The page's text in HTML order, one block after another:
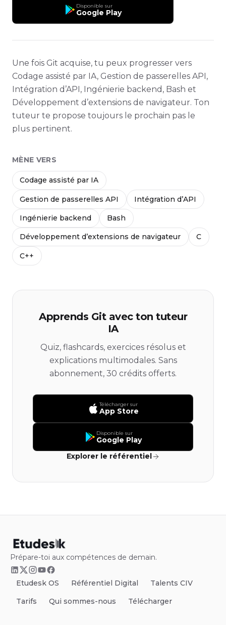
Disponible sur
Google Play
Une fois Git acquise, tu peux progresser vers
Codage assisté par IA, Gestion de passerelles API,
Intégration d’API, Ingénierie backend, Bash et
Développement d’extensions de navigateur. Ton
tuteur te propose toujours le prochain pas le
plus pertinent.
MÈNE VERS
Codage assisté par IA
Gestion de passerelles API Intégration d’API
Ingénierie backend Bash
Développement d’extensions de navigateur C
C++
Apprends Git avec ton tuteur
IA
Quiz, flashcards, exercices résolus et
explications multimodales. Sans
abonnement, 30 crédits offerts.
Télécharger sur
App Store
Disponible sur
Google Play
Explorer le référentiel
Prépare-toi aux compétences de demain.
Etudesk OS Référentiel Digital
Talents CIV
Tarifs
Qui sommes-nous Télécharger